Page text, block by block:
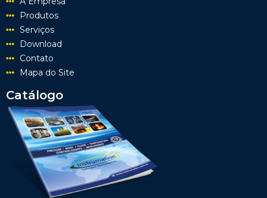
Produtos
Serviços
Download
Contato
Mapa do Site
Catálogo